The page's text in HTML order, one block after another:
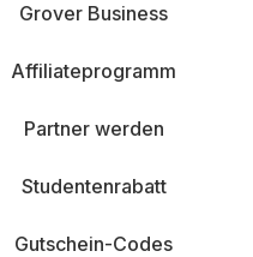
Grover Business
Affiliateprogramm
Partner werden
Studentenrabatt
Gutschein-Codes